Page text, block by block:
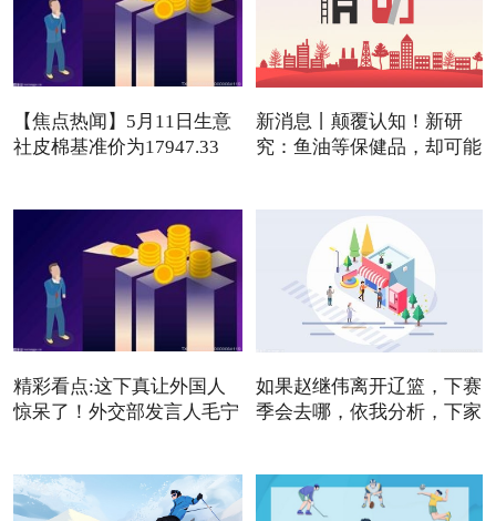
【焦点热闻】5月11日生意
社皮棉基准价为17947.33
新消息丨颠覆认知！新研
究：鱼油等保健品，却可能
精彩看点:这下真让外国人
惊呆了！外交部发言人毛宁
如果赵继伟离开辽篮，下赛
季会去哪，依我分析，下家